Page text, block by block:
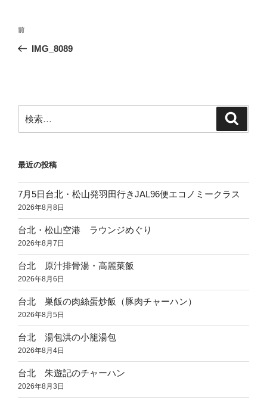
投
ナ
ー
シ
前
の
前
IMG_8089
索:
最近の投稿
7月5日台北・松山発羽田行きJAL96便エコノミークラス
2026年8月8日
台北・松山空港 ラウンジめぐり
2026年8月7日
台北 原汁排骨湯・高麗菜飯
2026年8月6日
台北 巣飯の肉絲蛋炒飯（豚肉チャーハン）
2026年8月5日
台北 湯包洪の小籠湯包
2026年8月4日
台北 朱遊記のチャーハン
2026年8月3日